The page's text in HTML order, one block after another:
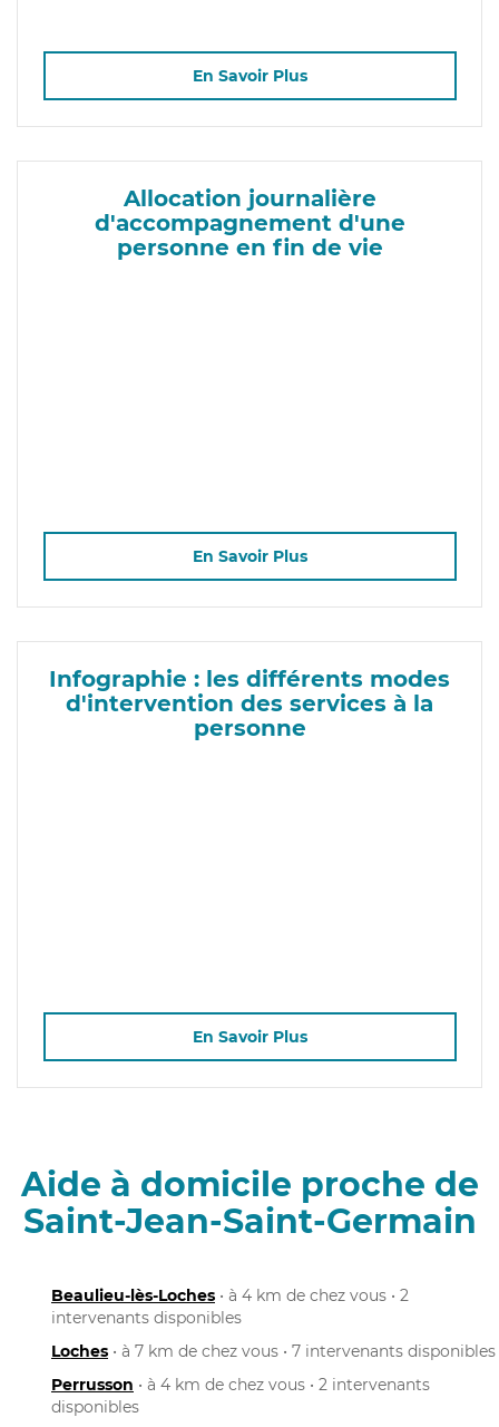
En Savoir Plus
Allocation journalière
d'accompagnement d'une
personne en fin de vie
En Savoir Plus
Infographie : les différents modes
d'intervention des services à la
personne
En Savoir Plus
Aide à domicile proche de
Saint-Jean-Saint-Germain
Beaulieu-lès-Loches • à 4 km de chez vous • 2
intervenants disponibles
Loches • à 7 km de chez vous • 7 intervenants disponibles
Perrusson • à 4 km de chez vous • 2 intervenants
disponibles